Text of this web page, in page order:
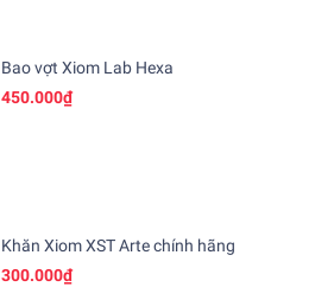
Bao vợt Xiom Lab Hexa
450.000₫
Khăn Xiom XST Arte chính hãng
300.000₫